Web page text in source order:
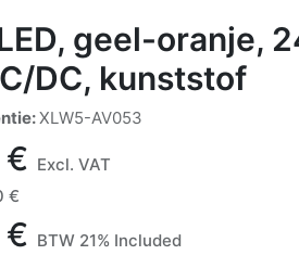
geel-oranje,
DC, kunststof
XLW5-AV053
€ Excl. VAT
€
€ BTW 21% Included